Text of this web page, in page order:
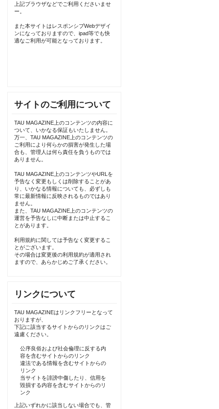
上記ブラウザなどでご利用くださいませ
ー。
また本サイトはレスポンシブWebデザイ
ンになっておりますので、ipad等でも快
適なご利用が可能となっております。
サイトのご利用について
TAU MAGAZINE上のコンテンツの内容に
ついて、いかなる保証もいたしません。
万一、TAU MAGAZINE上のコンテンツの
ご利用により何らかの損害が発生した場
合も、管理人は何ら責任を負うものでは
ありません。
TAU MAGAZINE上のコンテンツやURLを
予告なく変更もしくは削除することがあ
り、いかなる情報についても、必ずしも
常に最新情報に反映されるものではあり
ません。
また、TAU MAGAZINE上のコンテンツの
運営を予告なしに中断または中止するこ
とがあります。
利用規約に関しては予告なく変更するこ
とがございます。
その場合は変更後の利用規約が適用され
ますので、あらかじめご了承ください。
リンクについて
TAU MAGAZINEはリンクフリーとなって
おりますが、
下記に該当するサイトからのリンクはご
遠慮ください。
公序良俗および社会倫理に反する内
容を含むサイトからのリンク
違法である情報を含むサイトからの
リンク
当サイトを誹謗中傷したり、信用を
毀損する内容を含むサイトからのリ
ンク
上記いずれかに該当しない場合でも、管